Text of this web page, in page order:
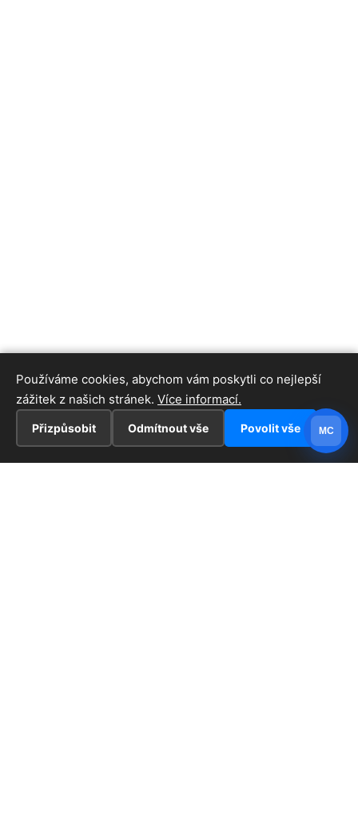
Používáme cookies, abychom vám poskytli co nejlepší
zážitek z našich stránek. Více informací.
Přizpůsobit Odmítnout vše Povolit vše MC